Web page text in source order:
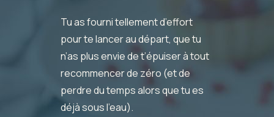
Tu as fourni tellement d’effort
pour te lancer au départ, que tu
n’as plus envie de t’épuiser à tout
recommencer de zéro (et de
perdre du temps alors que tu es
déjà sous l’eau).